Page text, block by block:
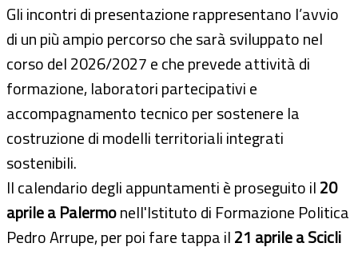
Gli incontri di presentazione rappresentano l’avvio
di un più ampio percorso che sarà sviluppato nel
corso del 2026/2027 e che prevede attività di
formazione, laboratori partecipativi e
accompagnamento tecnico per sostenere la
costruzione di modelli territoriali integrati
sostenibili.
Il calendario degli appuntamenti è proseguito il20
aprile a Palermonell'Istituto di Formazione Politica
Pedro Arrupe, per poi fare tappa il21 aprile a Scicli